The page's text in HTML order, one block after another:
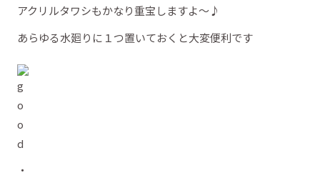
アクリルタワシもかなり重宝しますよ～♪
あらゆる水廻りに１つ置いておくと大変便利です
・